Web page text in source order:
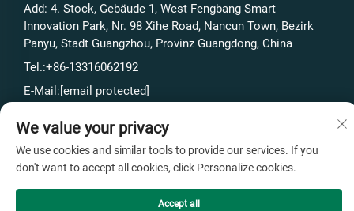
Add: 4. Stock, Gebäude 1, West Fengbang Smart
Innovation Park, Nr. 98 Xihe Road, Nancun Town, Bezirk
Panyu, Stadt Guangzhou, Provinz Guangdong, China
Tel.:+86-13316062192
E-Mail:[email protected]
Urheberrecht © GuangZhou Cyspace Intelligent Equipment
Co., Ltd Alle Rechte vorbehalten -Datenschutzrichtlinie
We value your privacy
We use cookies and similar tools to provide our services. If you
don't want to accept all cookies, click Personalize cookies.
Accept all